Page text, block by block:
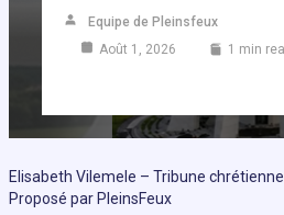
Equipe de Pleinsfeux
Août 1, 2026
1 min
Elisabeth Vilemele – Tribune
Proposé par PleinsFeux